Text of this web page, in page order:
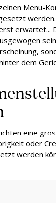
Menu-
erwartet...
dem
eine
oder
werden